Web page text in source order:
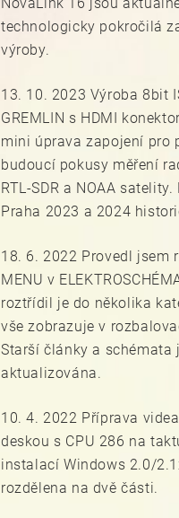
technologicky pokročilá
výroby.
13. 10. 2023 Výroba 8bit
GREMLIN s HDMI
mini úprava zapojení pro
budoucí pokusy měření
RTL-SDR a NOAA
Praha 2023 a 2024
18. 6. 2022 Provedl jsem
MENU v
roztřídil je do několika
vše zobrazuje v
Starší články a schémata
aktualizována.
10. 4. 2022 Příprava
deskou s CPU 286 na
instalací Windows 2.0/
rozdělena na dvě části.